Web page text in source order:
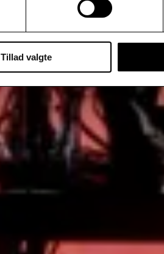
Tillad valgte